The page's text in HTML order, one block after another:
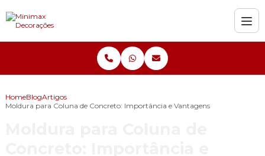
HomeBlogArtigos
Moldura para Coluna de Concreto: Importância e Vantagens